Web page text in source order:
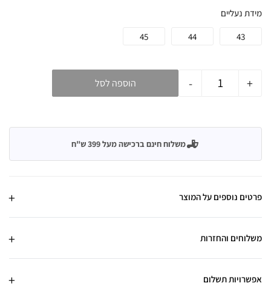
מידת נעליים
43
44
45
- + הוספה לסל
משלוח חינם ברכישה מעל 399 ש"ח
פרטים נוספים על המוצר
משלוחים והחזרות
אפשרויות תשלום